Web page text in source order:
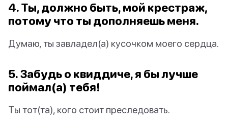
4. Ты, должно быть, мой крестраж,
потому что ты дополняешь меня.
Думаю, ты завладел(а) кусочком моего сердца.
5. Забудь о квиддиче, я бы лучше
поймал(а) тебя!
Ты тот(та), кого стоит преследовать.